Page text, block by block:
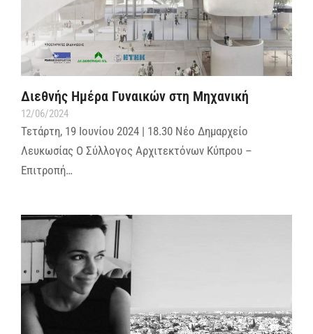
Διεθνής Ημέρα Γυναικών στη Μηχανική
12/06/2024
Τετάρτη, 19 Ιουνίου 2024 | 18.30 Νέο Δημαρχείο
Λευκωσίας Ο Σύλλογος Αρχιτεκτόνων Κύπρου –
Επιτροπή…